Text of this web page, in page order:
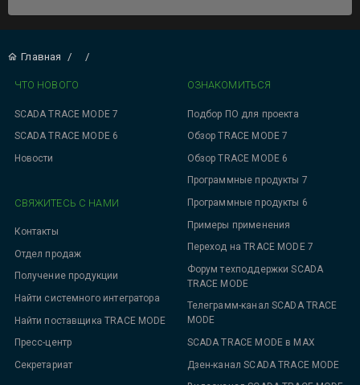
Главная / /
ЧТО НОВОГО
SCADA TRACE MODE 7
SCADA TRACE MODE 6
Новости
ОЗНАКОМИТЬСЯ
Подбор ПО для проекта
Обзор TRACE MODE 7
Обзор TRACE MODE 6
Программные продукты 7
Программные продукты 6
Примеры применения
Переход на TRACE MODE 7
Форум техподдержки SCADA
TRACE MODE
Телеграмм-канал SCADA TRACE
MODE
SCADA TRACE MODE в MAX
Дзен-канал SCADA TRACE MODE
СВЯЖИТЕСЬ С НАМИ
Контакты
Отдел продаж
Получение продукции
Найти системного интегратора
Найти поставщика TRACE MODE
Пресс-центр
Секретариат